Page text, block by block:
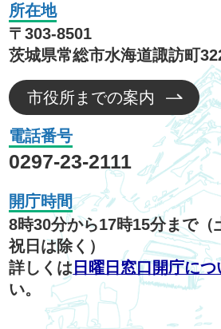
所在地
〒303-8501
茨城県常総市水海道諏訪町
市役所までの案内
電話番号
0297-23-2111
開庁時間
8時30分から17時15分まで（
祝日は除く）
詳しくは 日曜日窓口開庁につ
い。